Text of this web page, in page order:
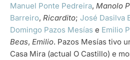
Manuel Ponte Pedreira, Manolo
Barreiro, Ricardito; José Dasilva
Domingo Pazos Mesías e Emilio
Beas, Emilio. Pazos Mesías tivo
Casa Mira (actual O Castillo) e